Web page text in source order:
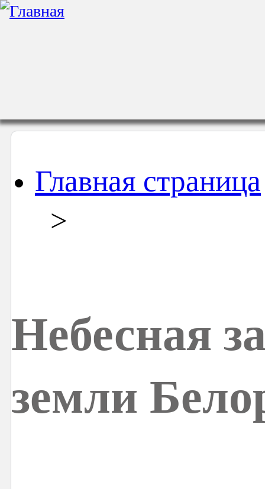
Главная страница
>
Небесная
земли